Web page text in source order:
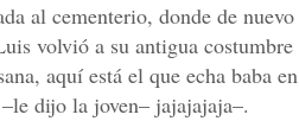
al cementerio, donde de nuevo
volvió a su antigua costumbre
aquí está el que echa baba en
dijo la joven– jajajajaja–.